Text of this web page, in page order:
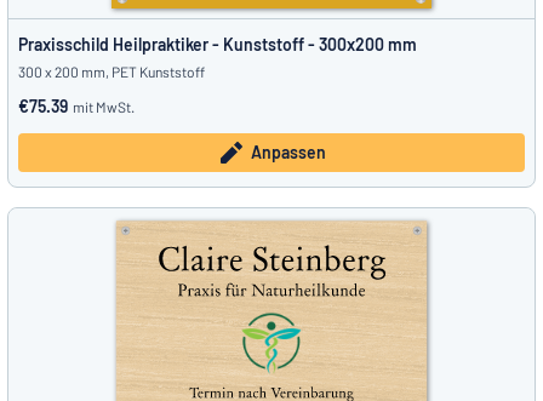
Praxisschild Heilpraktiker - Kunststoff - 300x200 mm
300 x 200 mm, PET Kunststoff
€75.39 mit MwSt.
Anpassen